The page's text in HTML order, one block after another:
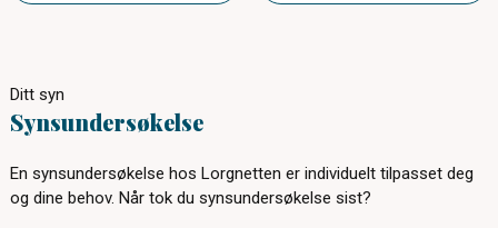
Ditt syn
Synsundersøkelse
En synsundersøkelse hos Lorgnetten er individuelt tilpasset deg
og dine behov. Når tok du synsundersøkelse sist?